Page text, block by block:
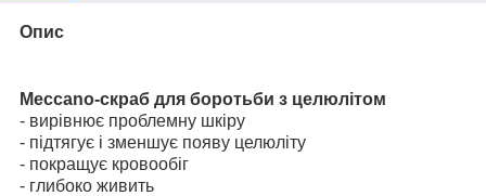
Опис
Meccano-скраб для боротьби з целюлітом
- вирівнює проблемну шкіру
- підтягує і зменшує появу целюліту
- покращує кровообіг
- глибоко живить